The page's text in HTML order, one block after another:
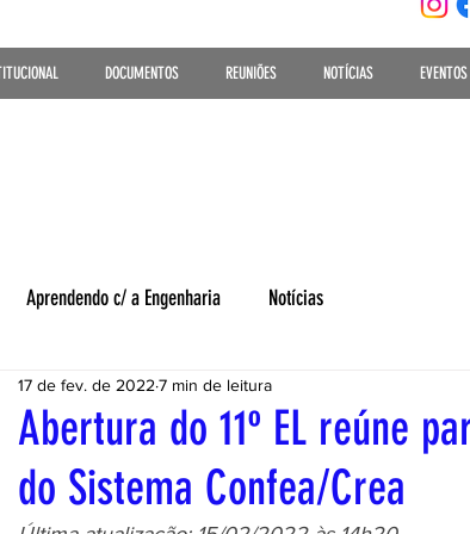
DOCUMENTOS REUNIÕES NOTÍCIAS EVENTOS
Aprendendo c/ a Engenharia Notícias
Abertura do 11º EL reúne
do Sistema Confea/Crea
17 de fev. de 2022 7 min de leitura